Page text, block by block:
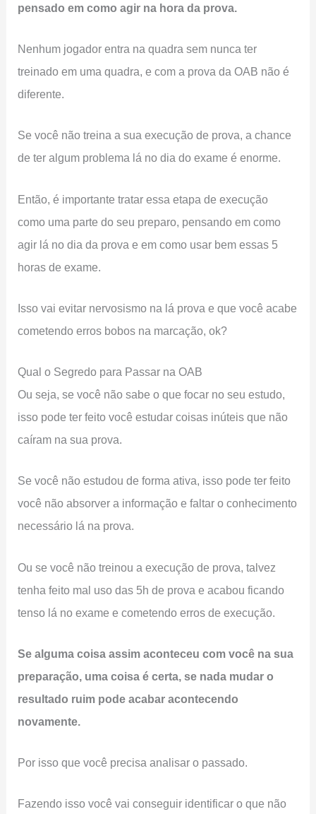
pensado em como agir na hora da prova.
Nenhum jogador entra na quadra sem nunca ter
treinado em uma quadra, e com a prova da OAB não é
diferente.
Se você não treina a sua execução de prova, a chance
de ter algum problema lá no dia do exame é enorme.
Então, é importante tratar essa etapa de execução
como uma parte do seu preparo, pensando em como
agir lá no dia da prova e em como usar bem essas 5
horas de exame.
Isso vai evitar nervosismo na lá prova e que você acabe
cometendo erros bobos na marcação, ok?
Qual o Segredo para Passar na OAB
Ou seja, se você não sabe o que focar no seu estudo,
isso pode ter feito você estudar coisas inúteis que não
caíram na sua prova.
Se você não estudou de forma ativa, isso pode ter feito
você não absorver a informação e faltar o conhecimento
necessário lá na prova.
Ou se você não treinou a execução de prova, talvez
tenha feito mal uso das 5h de prova e acabou ficando
tenso lá no exame e cometendo erros de execução.
Se alguma coisa assim aconteceu com você na sua
preparação, uma coisa é certa, se nada mudar o
resultado ruim pode acabar acontecendo
novamente.
Por isso que você precisa analisar o passado.
Fazendo isso você vai conseguir identificar o que não